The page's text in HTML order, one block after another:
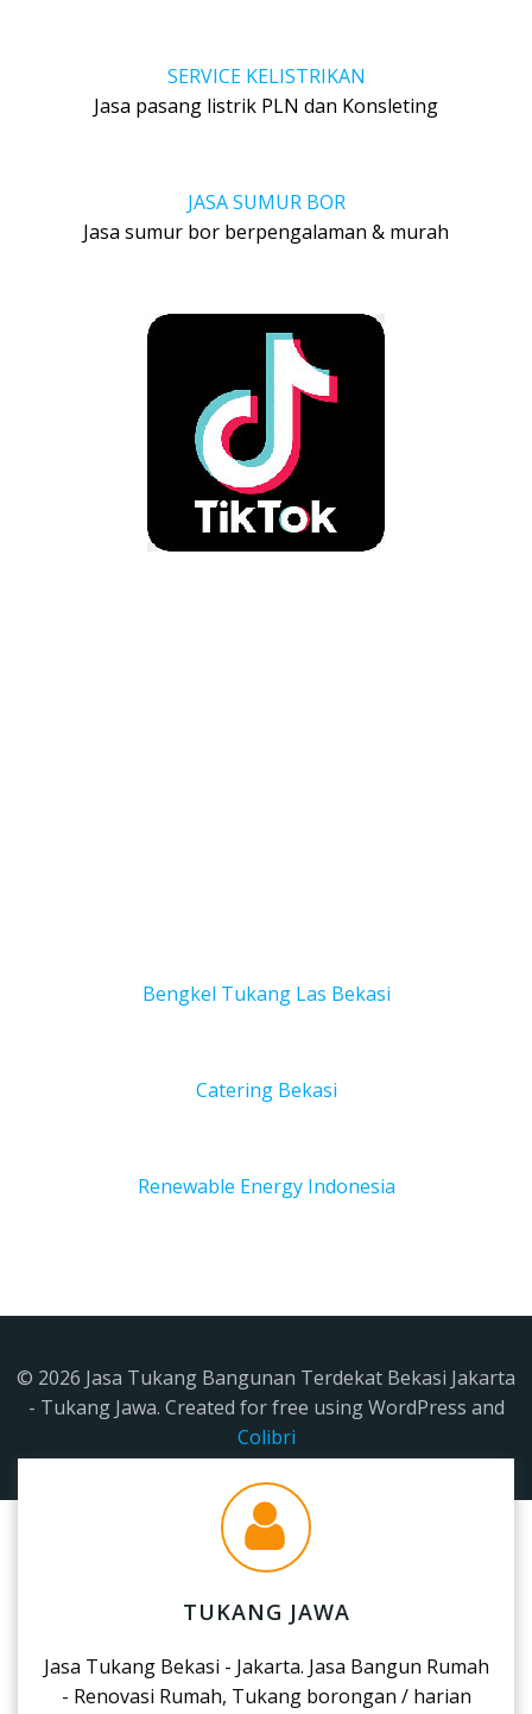
SERVICE KELISTRIKAN
Jasa pasang listrik PLN dan Konsleting
JASA SUMUR BOR
Jasa sumur bor berpengalaman & murah
Bengkel Tukang Las Bekasi
Catering Bekasi
Renewable Energy Indonesia
© 2026 Jasa Tukang Bangunan Terdekat Bekasi Jakarta
- Tukang Jawa. Created for free using WordPress and
Colibri
TUKANG JAWA
Jasa Tukang Bekasi - Jakarta. Jasa Bangun Rumah
- Renovasi Rumah, Tukang borongan / harian